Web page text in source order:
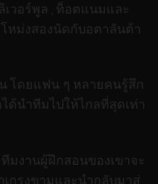
เวอร์พูล , ท็อตแนมและ
หม่งสองนัดกับอตาลันต้า
โดยแฟน ๆ หลายคนรู้สึก
ด้นำทีมไปให้ไกลที่สุดเท่า
มงานผู้ฝึกสอนของเขาจะ
กรงขามและนำกลับมาสู่